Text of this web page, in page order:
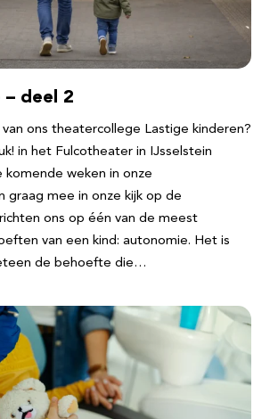
deel 2
van ons theatercollege Lastige kinderen?
in het Fulcotheater in IJsselstein
komende weken in onze
graag mee in onze kijk op de
ons op één van de meest
van een kind: autonomie. Het is
de behoefte die…